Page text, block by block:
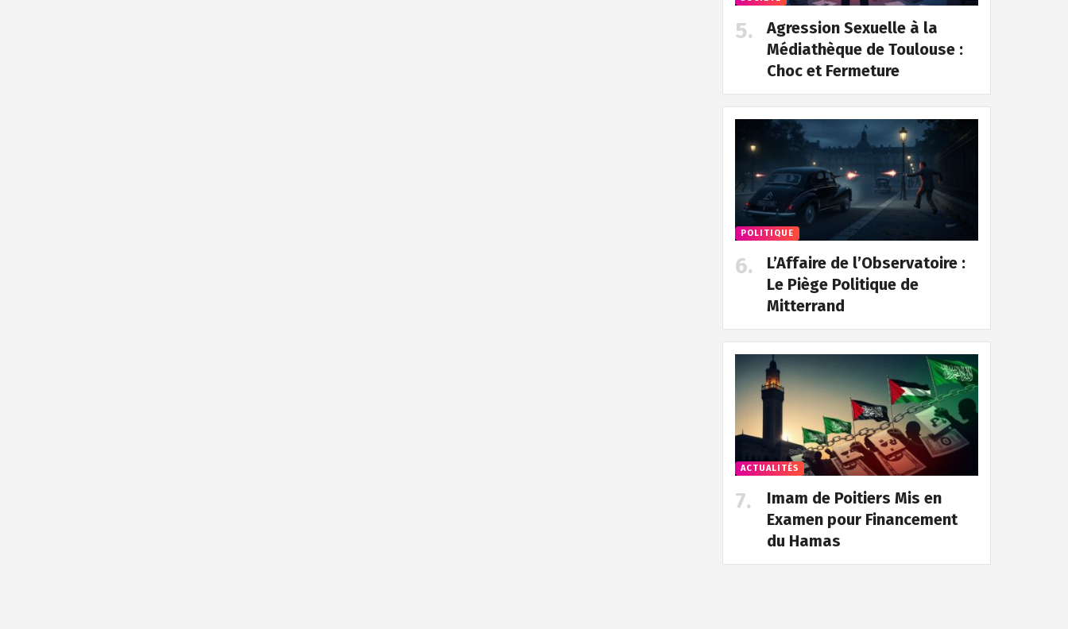
Agression Sexuelle à la
Médiathèque de Toulouse :
Choc et Fermeture
POLITIQUE
L’Affaire de l’Observatoire :
Le Piège Politique de
Mitterrand
ACTUALITÉS
Imam de Poitiers Mis en
Examen pour Financement
du Hamas